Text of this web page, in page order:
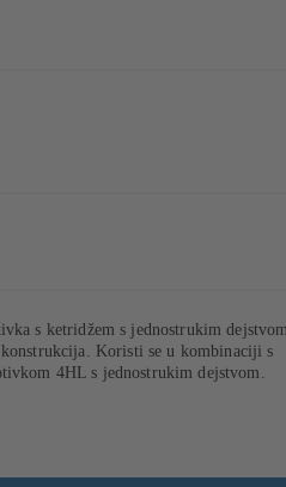
s ketridžem s jednostrukim
Koristi se u kombinaciji s
4HL s jednostrukim dejstvom.